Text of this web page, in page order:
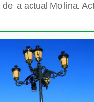
la actual Mollina.